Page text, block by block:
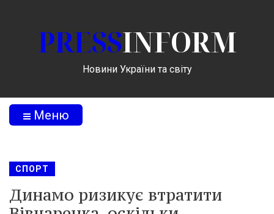
PRESSINFORM
Новини України та світу
Меню
СПОРТ
Динамо ризикує втратити